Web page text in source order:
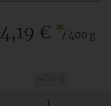
4,19 € */ 400 g